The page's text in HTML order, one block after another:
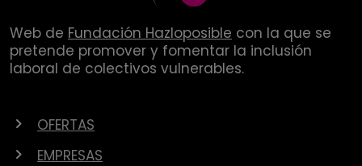
Web de Fundación Hazloposible con la que se
pretende promover y fomentar la inclusión
laboral de colectivos vulnerables.
OFERTAS
EMPRESAS